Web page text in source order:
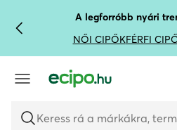
UGRÁS A FŐ TARTALOMRA
UGRÁS A KERESÉSHEZ
A legforróbb nyári
NŐI CIPŐKFÉRFI
Keress rá a márkákra,